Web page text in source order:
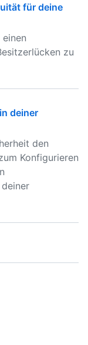
für deine
zu
deiner
den
Konfigurieren